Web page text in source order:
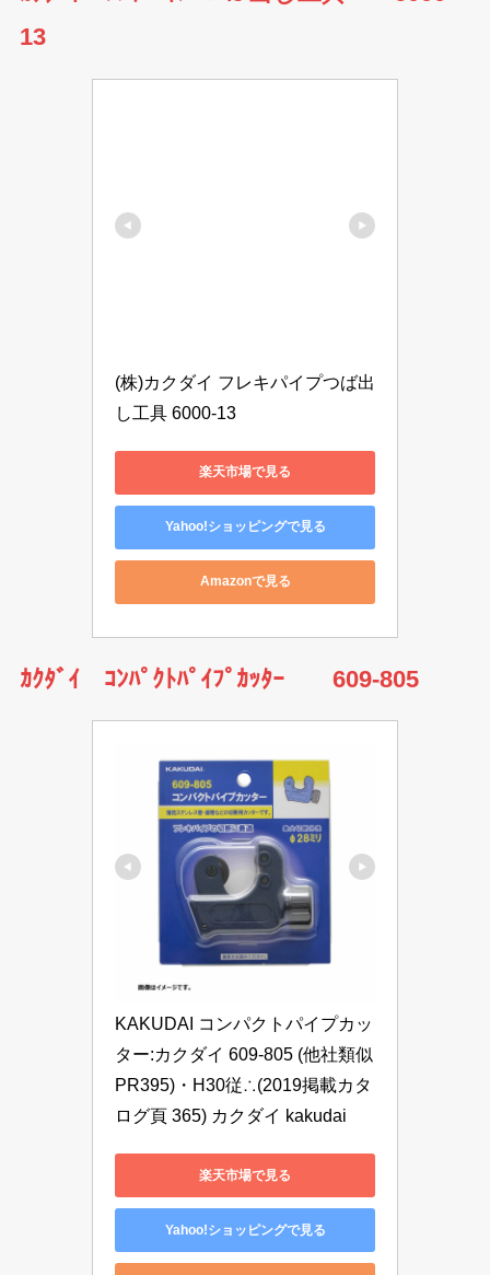
13
(株)カクダイ フレキパイプつば出
し工具 6000-13
楽天市場で見る
Yahoo!ショッピングで見る
Amazonで見る
ｶｸﾀﾞｲ ｺﾝﾊﾟｸﾄﾊﾟｲﾌﾟｶｯﾀｰ 609-805
KAKUDAI コンパクトパイプカッ
ター:カクダイ 609-805 (他社類似
PR395)・H30従∴(2019掲載カタ
ログ頁 365) カクダイ kakudai
楽天市場で見る
Yahoo!ショッピングで見る